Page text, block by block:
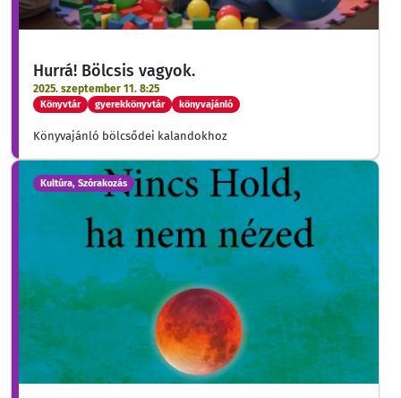
Hurrá! Bölcsis vagyok.
2025. szeptember 11. 8:25
Könyvtár gyerekkönyvtár könyvajánló
Könyvajánló bölcsődei kalandokhoz
Kultúra, Szórakozás